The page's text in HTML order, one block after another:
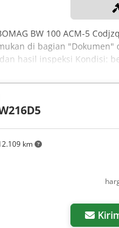
BW 100 ACM-5
di bagian "Dokumen"
hasil inspeksi Kondisi:
km